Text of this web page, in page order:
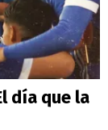
día que la